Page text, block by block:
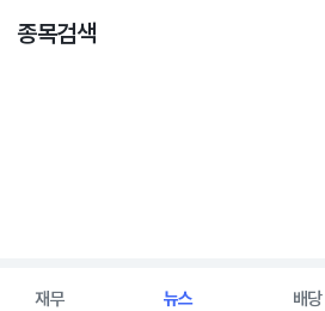
종목검색
재무 뉴스 배당